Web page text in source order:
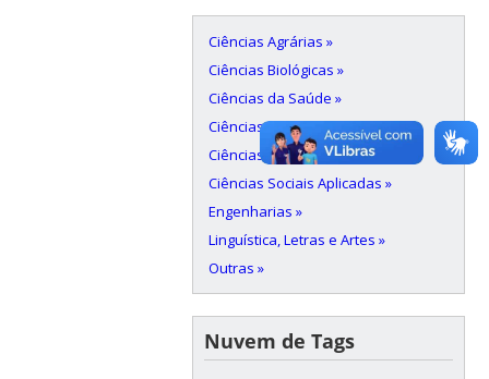
Ciências Agrárias »
Ciências Biológicas »
Ciências da Saúde »
Ciências Exatas e da Terra »
Ciências Humanas »
Ciências Sociais Aplicadas »
Engenharias »
Linguística, Letras e Artes »
Outras »
Nuvem de Tags